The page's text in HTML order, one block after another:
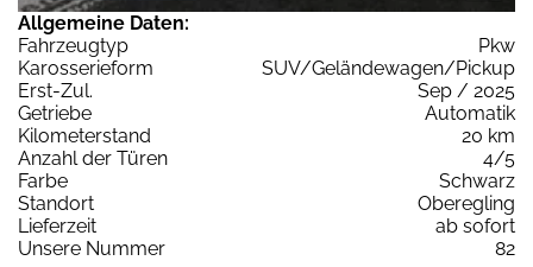
Allgemeine Daten:
Fahrzeugtyp
Pkw
Karosserieform
SUV/Geländewagen/Pickup
Erst-Zul.
Sep / 2025
Getriebe
Automatik
Kilometerstand
20 km
Anzahl der Türen
4/5
Farbe
Schwarz
Standort
Oberegling
Lieferzeit
ab sofort
Unsere Nummer
82